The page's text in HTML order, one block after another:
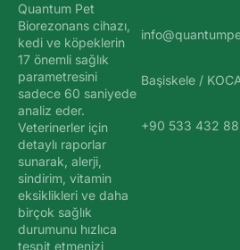
Quantum Pet
Biorezonans cihazı,
kedi ve köpeklerin
17 önemli sağlık
parametresini
sadece 60 saniyede
analiz eder.
Veterinerler için
detaylı raporlar
sunarak, alerji,
sindirim, vitamin
eksiklikleri ve daha
birçok sağlık
durumunu hızlıca
tespit etmenizi
Başiskele /
+90 533 432 88